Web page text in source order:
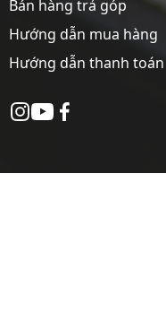
Bán hàng trả góp
Hướng dẫn mua hàng
Hướng dẫn thanh toán